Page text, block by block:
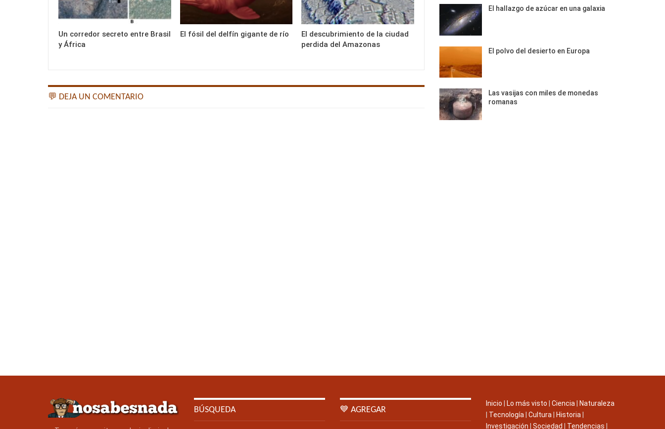
Un corredor secreto entre Brasil
y África
El fósil del delfín gigante de río
El descubrimiento de la ciudad
perdida del Amazonas
💬 DEJA UN COMENTARIO
El hallazgo de azúcar en una galaxia
El polvo del desierto en Europa
Las vasijas con miles de monedas
romanas
BÚSQUEDA 💙 AGREGAR
Inicio Lo más visto Ciencia
Naturaleza
Tecnología Cultura Historia
Investigación
Sociedad Tendencias